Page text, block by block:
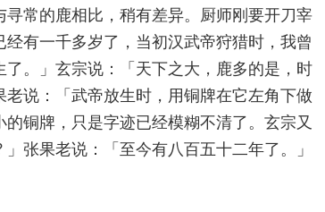
常的鹿相比，稍有差异。厨师刚要开刀宰
有一千多岁了，当初汉武帝狩猎时，我曾
。」玄宗说：「天下之大，鹿多的是，时
说：「武帝放生时，用铜牌在它左角下做
铜牌，只是字迹已经模糊不清了。玄宗又
张果老说：「至今有八百五十二年了。」